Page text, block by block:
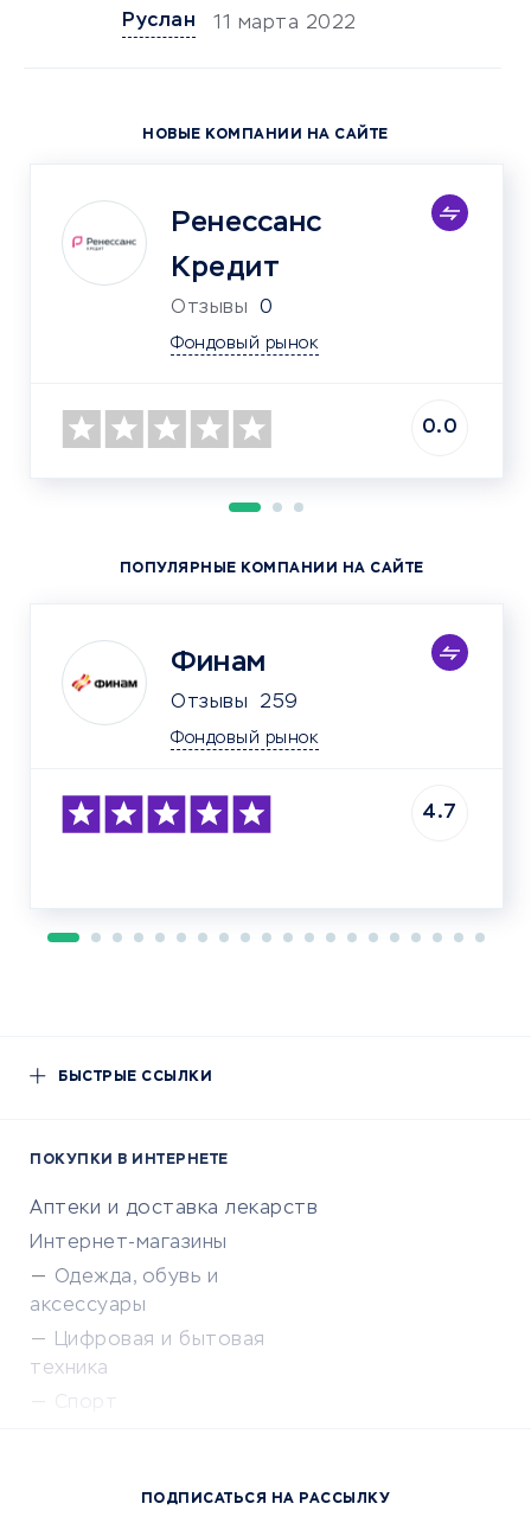
Руслан 11 марта 2022
НОВЫЕ КОМПАНИИ НА САЙТЕ
Ренессанс
Кредит
Отзывы 0
Фондовый рынок
0.0
ПОПУЛЯРНЫЕ КОМПАНИИ НА САЙТЕ
Финам
Отзывы 259
Фондовый рынок
4.7
БЫСТРЫЕ ССЫЛКИ
ПОКУПКИ В ИНТЕРНЕТЕ
Аптеки и доставка лекарств
Интернет-магазины
Одежда, обувь и
аксессуары
Цифровая и бытовая
техника
Спорт
Сервисы доставкиПОДПИСАТЬСЯ НА РАССЫЛКУ